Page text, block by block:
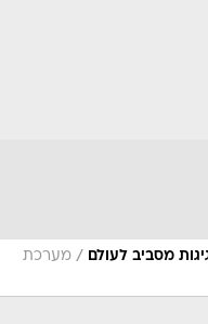
מסביב לעולם / מערכת